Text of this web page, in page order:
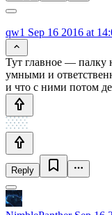
qw1 Sep 16 2016 at
Тут главное — палку
умными и
и что с ними потом
Reply